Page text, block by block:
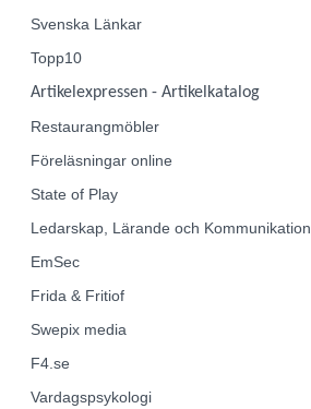
Svenska Länkar
Topp10
Artikelexpressen - Artikelkatalog
Restaurangmöbler
Föreläsningar online
State of Play
Ledarskap, Lärande och Kommunikation
EmSec
Frida & Fritiof
Swepix media
F4.se
Vardagspsykologi